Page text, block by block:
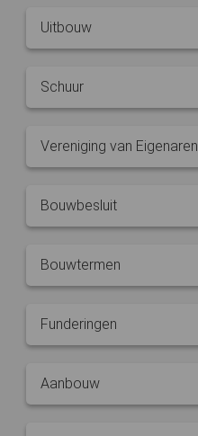
Uitbouw
Schuur
Vereniging van Eigenaren
Bouwbesluit
Bouwtermen
Funderingen
Aanbouw